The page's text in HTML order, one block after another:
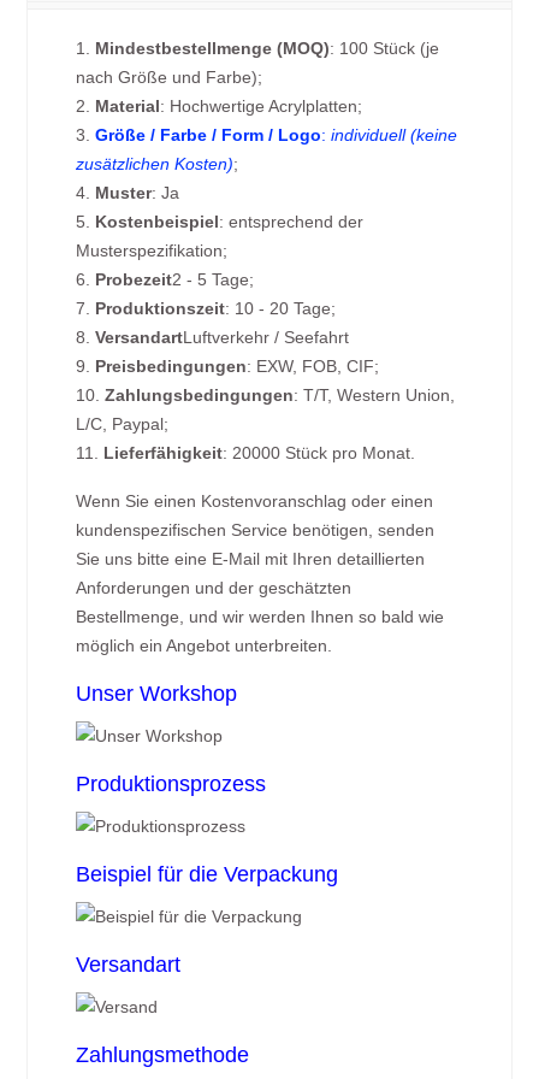
1. Mindestbestellmenge (MOQ): 100 Stück (je
nach Größe und Farbe);
2. Material: Hochwertige Acrylplatten;
3.Größe / Farbe / Form / Logo:individuell (keine
zusätzlichen Kosten);
4. Muster: Ja
5. Kostenbeispiel: entsprechend der
Musterspezifikation;
6. Probezeit2 - 5 Tage;
7. Produktionszeit: 10 - 20 Tage;
8.VersandartLuftverkehr / Seefahrt
9. Preisbedingungen: EXW, FOB, CIF;
10.Zahlungsbedingungen: T/T, Western Union,
L/C, Paypal;
11. Lieferfähigkeit: 20000 Stück pro Monat.
Wenn Sie einen Kostenvoranschlag oder einen
kundenspezifischen Service benötigen, senden
Sie uns bitte eine E-Mail mit Ihren detaillierten
Anforderungen und der geschätzten
Bestellmenge, und wir werden Ihnen so bald wie
möglich ein Angebot unterbreiten.
Unser Workshop
Produktionsprozess
Beispiel für die Verpackung
Versandart
Zahlungsmethode